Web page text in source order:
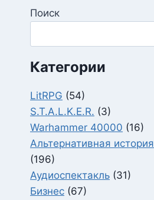
Поиск
Категории
LitRPG (54)
S.T.A.L.K.E.R. (3)
Warhammer 40000 (16)
Альтернативная история
(196)
Аудиоспектакль (31)
Бизнес (67)